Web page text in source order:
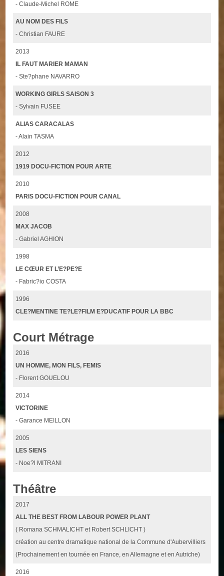
- Claude-Michel ROME
AU NOM DES FILS
- Christian FAURE
2013
IL FAUT MARIER MAMAN
- Ste?phane NAVARRO
WORKING GIRLS SAISON 3
- Sylvain FUSEE
ALIAS CARACALAS
- Alain TASMA
2012
1919 DOCU-FICTION POUR ARTE
2010
PARIS DOCU-FICTION POUR CANAL
2008
MAX JACOB
- Gabriel AGHION
1998
LE CŒUR ET L’E?PE?E
- Fabric?io COSTA
1996
CLE?MENTINE TE?LE?FILM E?DUCATIF POUR LA BBC
Court Métrage
2016
UN HOMME, MON FILS, FEMIS
- Florent GOUELOU
2014
VICTORINE
- Garance MEILLON
2005
LES SIENS
- Noe?l MITRANI
Théâtre
2017
ALL THE BEST FROM LABOUR POWER PLANT
( Romana SCHMALICHT et Robert SCHLICHT )
création au centre dramatique national de la Commune d'Aubervilliers
(Prochainement en tournée en France, en Allemagne et en Autriche)
2016